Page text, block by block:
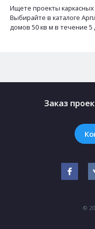
Ищете проекты каркасных
Выбирайте в каталоге
домов 50 кв м в течение 5
Заказ
©